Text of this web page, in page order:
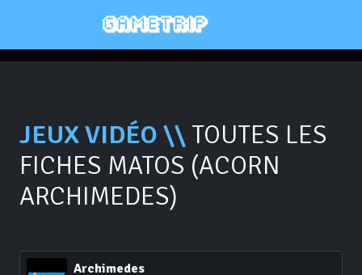
JEUX VIDÉO \\ TOUTES LES
FICHES MATOS (ACORN
ARCHIMEDES)
Archimedes